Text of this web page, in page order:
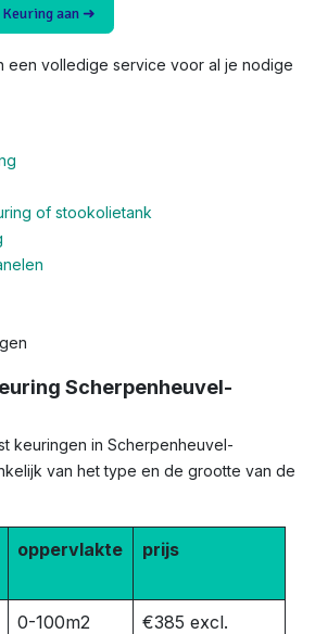
Keuring aan ➜
een volledige service voor al je nodige
of stookolietank
Scherpenheuvel-
keuringen in Scherpenheuvel-
van het type en de grootte van de
oppervlakte prijs
0-100m2
€385 excl.